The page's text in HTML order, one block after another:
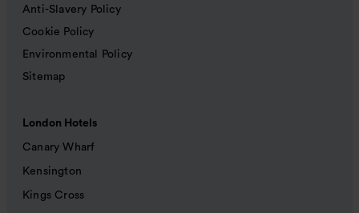
Anti-Slavery Policy
Cookie Policy
Environmental Policy
Sitemap
London Hotels
Canary Wharf
Kensington
Kings Cross